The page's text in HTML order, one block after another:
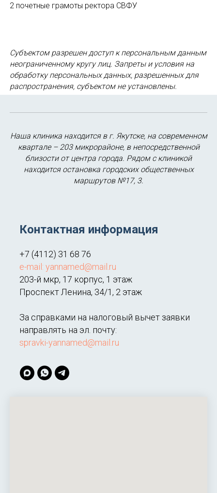
2 почетные грамоты ректора СВФУ
Субъектом разрешен доступ к персональным данным
неограниченному кругу лиц. Запреты и условия на
обработку персональных данных, разрешенных для
распространения, субъектом не установлены.
Наша клиника находится в г. Якутске, на современном
квартале – 203 микрорайоне, в непосредственной
близости от центра города. Рядом с клиникой
находится остановка городских общественных
маршрутов №17, 3.
Контактная информация
+7 (4112) 31 68 76
e-mail: yannamed@mail.ru
203-й мкр, 17 корпус, 1 этаж
Проспект Ленина, 34/1, 2 этаж
За справками на налоговый вычет заявки
направлять на эл. почту:
spravki-yannamed@mail.ru